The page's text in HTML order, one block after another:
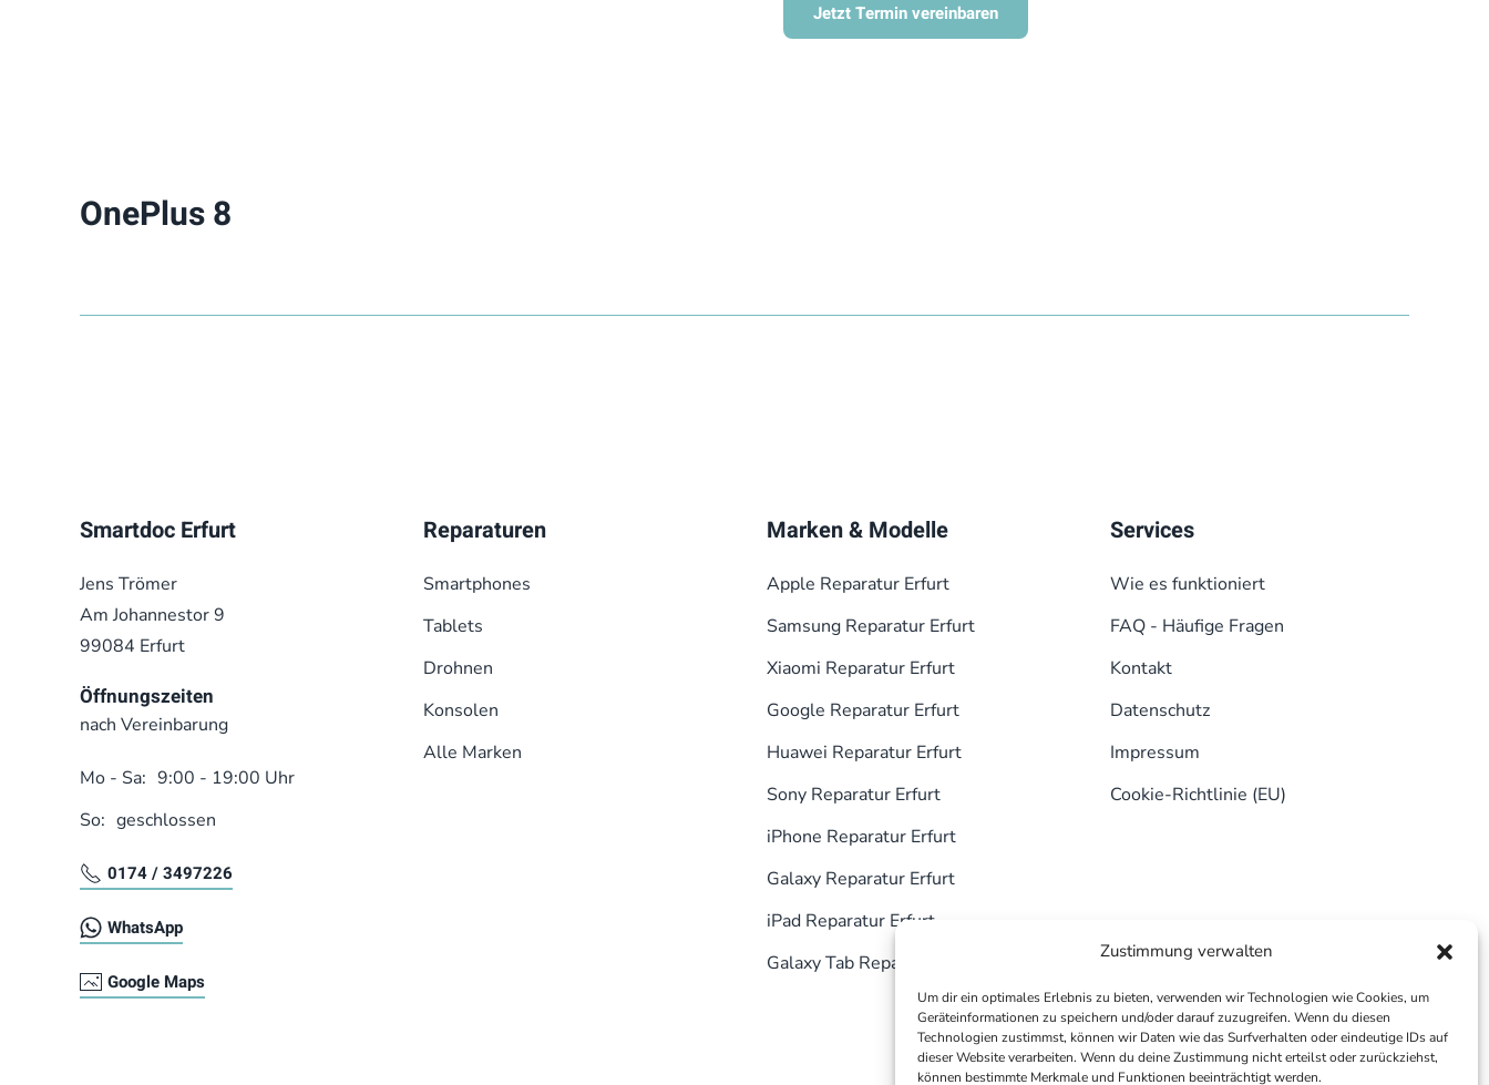
Zustimmung verwalten
Um dir ein optimales Erlebnis zu bieten, verwenden wir Technologien wie Cookies, um
Geräteinformationen zu speichern und/oder darauf zuzugreifen. Wenn du diesen
Technologien zustimmst, können wir Daten wie das Surfverhalten oder eindeutige IDs auf
dieser Website verarbeiten. Wenn du deine Zustimmung nicht erteilst oder zurückziehst,
können bestimmte Merkmale und Funktionen beeinträchtigt werden.
Jetzt Termin vereinbaren
OnePlus 8
Smartdoc Erfurt
Jens Trömer
Am Johannestor 9
99084 Erfurt
Öffnungszeiten
nach Vereinbarung
Mo - Sa: 9:00 - 19:00 Uhr
So: geschlossen
0174 / 3497226
WhatsApp
Google Maps
Reparaturen
Smart­phones
Tablets
Drohnen
Konsolen
Alle Marken
Marken & Modelle
Apple Reparatur Erfurt
Samsung Reparatur Erfurt
Xiaomi Reparatur Erfurt
Google Reparatur Erfurt
Huawei Reparatur Erfurt
Sony Reparatur Erfurt
iPhone Reparatur Erfurt
Galaxy Reparatur Erfurt
iPad Reparatur Erfurt
Galaxy Tab Reparatur Erfurt
Services
Wie es funktioniert
FAQ - Häufige Fragen
Kontakt
Datenschutz
Impressum
Cookie-Richtlinie (EU)